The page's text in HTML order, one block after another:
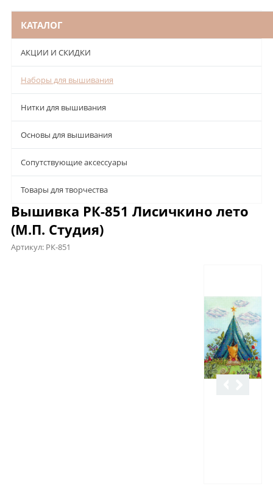
КАТАЛОГ
АКЦИИ И СКИДКИ
Наборы для вышивания
Нитки для вышивания
Основы для вышивания
Сопутствующие аксессуары
Товары для творчества
Вышивка РК-851 Лисичкино лето
(М.П. Студия)
Артикул: РК-851